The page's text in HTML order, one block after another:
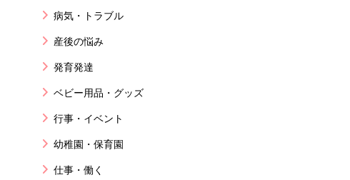
病気・トラブル
産後の悩み
発育発達
ベビー用品・グッズ
行事・イベント
幼稚園・保育園
仕事・働く